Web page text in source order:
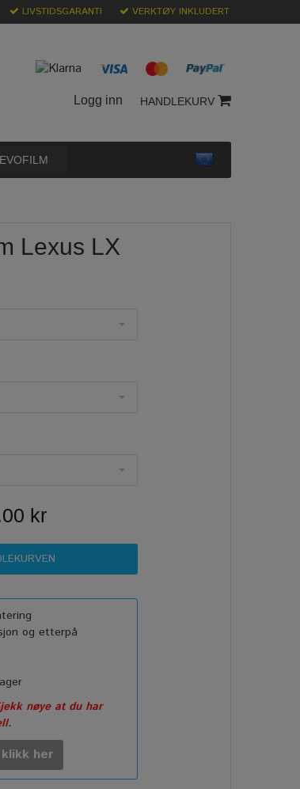
LIVSTIDSGARANTI VERKTØY INKLUDERT
Logg inn HANDLEKURV
Lexus LX
kr
og etterpå
nøye at du har
her